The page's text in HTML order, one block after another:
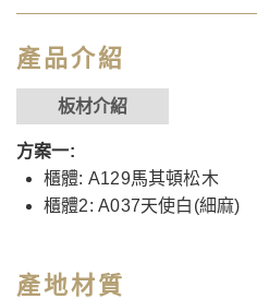
產品介紹
板材介紹
方案一:
櫃體: A129馬其頓松木
櫃體2: A037天使白(細麻)
產地材質